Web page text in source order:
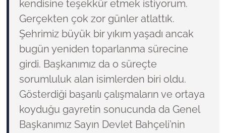
kendisine teşekkür etmek istiyorum.
Gerçekten çok zor günler atlattık.
Şehrimiz büyük bir yıkım yaşadı ancak
bugün yeniden toparlanma sürecine
girdi. Başkanımız da o süreçte
sorumluluk alan isimlerden biri oldu.
Gösterdiği başarılı çalışmaların ve ortaya
koyduğu gayretin sonucunda da Genel
Başkanımız Sayın Devlet Bahçeli’nin